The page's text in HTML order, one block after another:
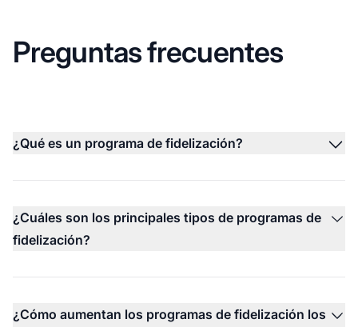
Preguntas frecuentes
¿Qué es un programa de fidelización?
¿Cuáles son los principales tipos de programas de
fidelización?
¿Cómo aumentan los programas de fidelización los